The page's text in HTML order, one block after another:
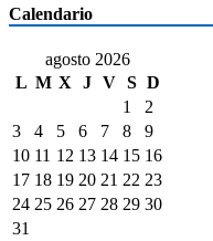
Calendario
agosto 2026
L M X J V S D
1
2
3
4 5 6 7 8
9
10 11 12 13 14 15 16
17 18 19 20 21 22 23
24 25 26 27 28 29 30
31